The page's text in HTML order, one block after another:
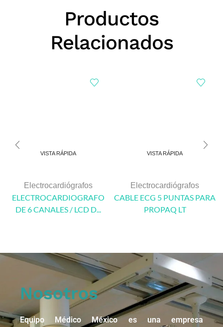
Productos
Relacionados
VISTA RÁPIDA
Electrocardiógrafos
ELECTROCARDIOGRAFO
DE 6 CANALES / LCD D...
VISTA RÁPIDA
Electrocardiógrafos
CABLE ECG 5 PUNTAS PARA
PROPAQ LT
Nosotros
Equipo Médico México es una empresa